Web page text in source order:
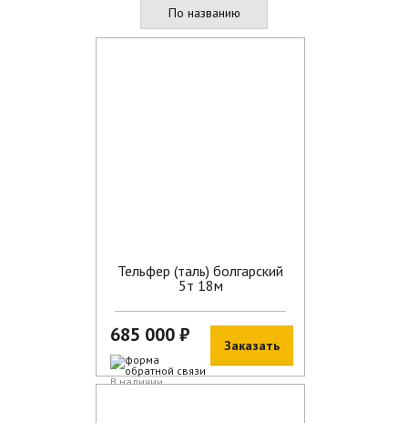
По названию
Тельфер (таль) болгарский
5т 18м
685 000 ₽
В наличии
Заказать